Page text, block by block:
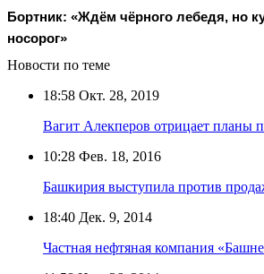
Бортник: «Ждём чёрного лебедя, но
носорог»
Новости по теме
18:58 Окт. 28, 2019
Вагит Алекперов отрицает
10:28 Фев. 18, 2016
Башкирия выступила против
18:40 Дек. 9, 2014
Частная нефтяная компания